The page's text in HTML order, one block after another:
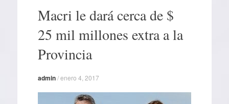
contenidoMacri le dará cerca de $
25 mil millones extra a la
Provincia
admin/enero 4, 2017